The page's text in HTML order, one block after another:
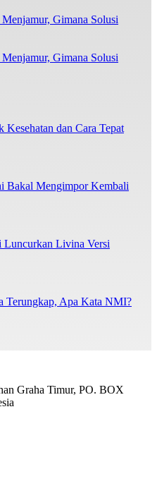
Gimana Solusi
dan Cara Tepat
Bakal Mengimpor Kembali
Luncurkan Livina Versi
Terungkap, Apa Kata NMI?
Graha Timur, PO. BOX